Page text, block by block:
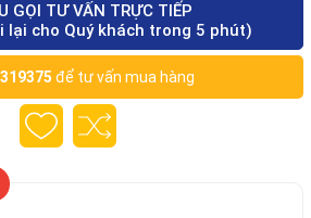
GỌI TƯ VẤN TRỰC TIẾP
lại cho Quý khách trong 5 phút)
để tư vấn mua hàng